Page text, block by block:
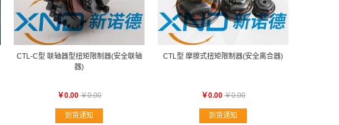
CTL-C型 联轴器型扭矩限制器(安全联轴
器)
￥0.00 ￥0.00
到货通知
CTL型 摩擦式扭矩限制器(安全离合器)
￥0.00 ￥0.00
到货通知